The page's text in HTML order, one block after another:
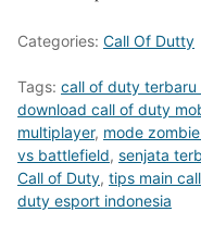
Categories: Call Of Dutty
Tags: call of duty terbaru
download call of duty
multiplayer, mode
vs battlefield, senjata
Call of Duty, tips main
duty esport indonesia